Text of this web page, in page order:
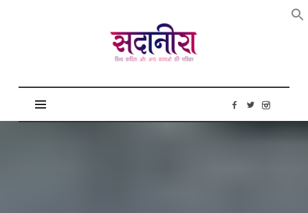
सदानीरा